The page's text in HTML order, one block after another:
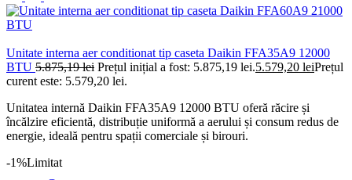
Unitate interna aer conditionat tip caseta Daikin FFA35A9 12000
BTU 5.875,19lei Prețul inițial a fost: 5.875,19 lei.5.579,20 leiPrețul
curent este: 5.579,20 lei.
Unitatea internă Daikin FFA35A9 12000 BTU oferă răcire și
încălzire eficientă, distribuție uniformă a aerului și consum redus de
energie, ideală pentru spații comerciale și birouri.
-1%Limitat